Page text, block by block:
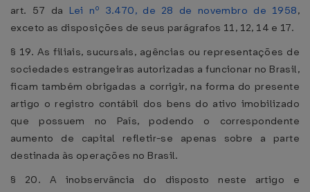
art. 57 da Lei nº 3.470, de 28 de novembro de 1958,
exceto as disposições de seus parágrafos 11, 12, 14 e 17.
§ 19. As filiais, sucursais, agências ou representações de
sociedades estrangeiras autorizadas a funcionar no Brasil,
ficam também obrigadas a corrigir, na forma do presente
artigo o registro contábil dos bens do ativo imobilizado
que possuem no País, podendo o correspondente
aumento de capital refletir-se apenas sobre a parte
destinada às operações no Brasil.
§ 20. A inobservância do disposto neste artigo e